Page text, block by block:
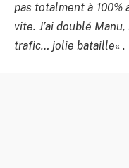
pas totalment à 100%
vite. J’ai doublé
trafic… jolie bataille« .